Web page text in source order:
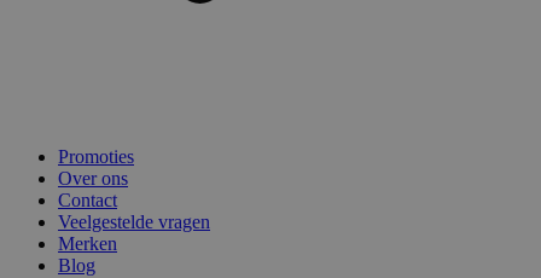
Promoties
Over ons
Contact
Veelgestelde vragen
Merken
Blog